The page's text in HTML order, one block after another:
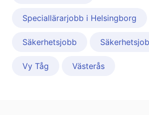
Speciallärarjobb i Helsingborg
Säkerhetsjobb
Vy Tåg Västerås